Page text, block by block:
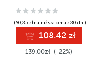
lepsze decyzje
biznesowe
(90,35 zł najniższa cena z 30 dni)
108.42 zł
139.00zł (-22%)